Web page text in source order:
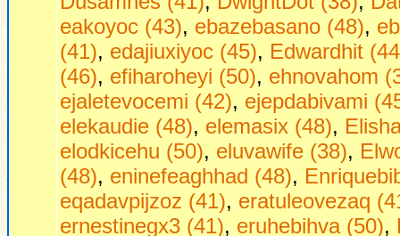
eakoyoc (43), ebazebasano (48),
(41), edajiuxiyoc (45), Edwardhit
(46), efiharoheyi (50), ehnovahom
ejaletevocemi (42), ejepdabivami
elekaudie (48), elemasix (48),
elodkicehu (50), eluvawife (38),
(48), eninefeaghhad (48),
eqadavpijzoz (41), eratuleovezaq
ernestinegx3 (41), eruhebihva (50),